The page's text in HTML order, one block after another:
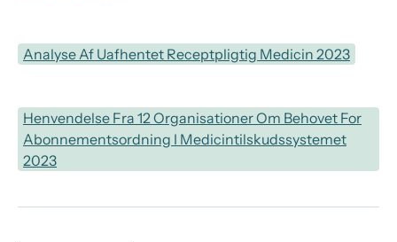
Analyse Af Uafhentet Receptpligtig Medicin 2023
Henvendelse Fra 12 Organisationer Om Behovet For
Abonnementsordning I Medicintilskudssystemet
2023